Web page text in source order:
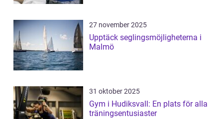
27 november 2025
Upptäck seglingsmöjligheterna i
Malmö
31 oktober 2025
Gym i Hudiksvall: En plats för alla
träningsentusiaster